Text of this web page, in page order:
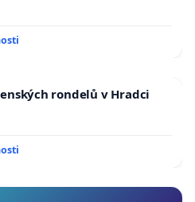
rondelů v Hradci